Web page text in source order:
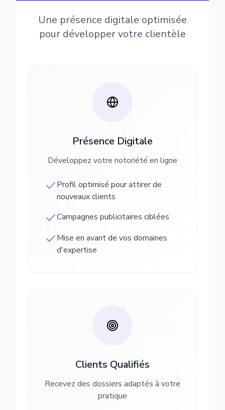
Une présence digitale optimisée
pour développer votre clientèle
Présence Digitale
Développez votre notoriété en ligne
Profil optimisé pour attirer de
nouveaux clients
Campagnes publicitaires ciblées
Mise en avant de vos domaines
d'expertise
Clients Qualifiés
Recevez des dossiers adaptés à votre
pratique